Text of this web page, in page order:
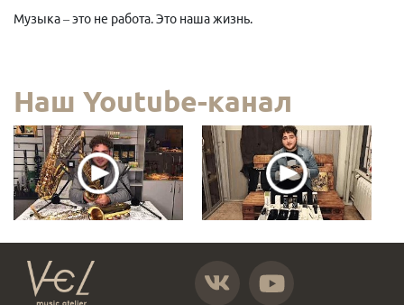
Музыка – это не работа. Это наша жизнь.
Наш Youtube-канал